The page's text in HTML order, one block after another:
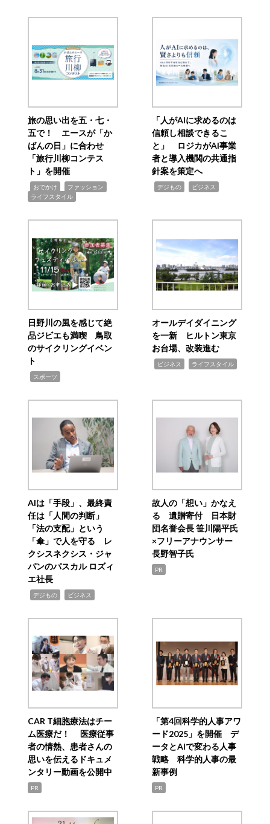
旅の思い出を五・七・
五で！ エースが「か
ばんの日」に合わせ
「旅行川柳コンテス
ト」を開催
おでかけ ファッション
ライフスタイル
「人がAIに求めるのは
信頼し相談できるこ
と」 ロジカがAI事業
者と導入機関の共通指
針案を策定へ
デジもの ビジネス
日野川の風を感じて絶
品ジビエも満喫 鳥取
のサイクリングイベン
ト
スポーツ
オールデイダイニング
を一新 ヒルトン東京
お台場、改装進む
ビジネス ライフスタイル
AIは「手段」、最終責
任は「人間の判断」
「法の支配」という
「傘」で人を守る レ
クシスネクシス・ジャ
パンのパスカル ロズィ
エ社長
デジもの ビジネス
故人の「想い」かなえ
る 遺贈寄付 日本財
団名誉会長 笹川陽平氏
×フリーアナウンサー
長野智子氏
PR
CAR T細胞療法はチー
ム医療だ！ 医療従事
者の情熱、患者さんの
思いを伝えるドキュメ
ンタリー動画を公開中
PR
「第4回科学的人事アワ
ード2025」を開催 デ
ータとAIで変わる人事
戦略 科学的人事の最
新事例
PR